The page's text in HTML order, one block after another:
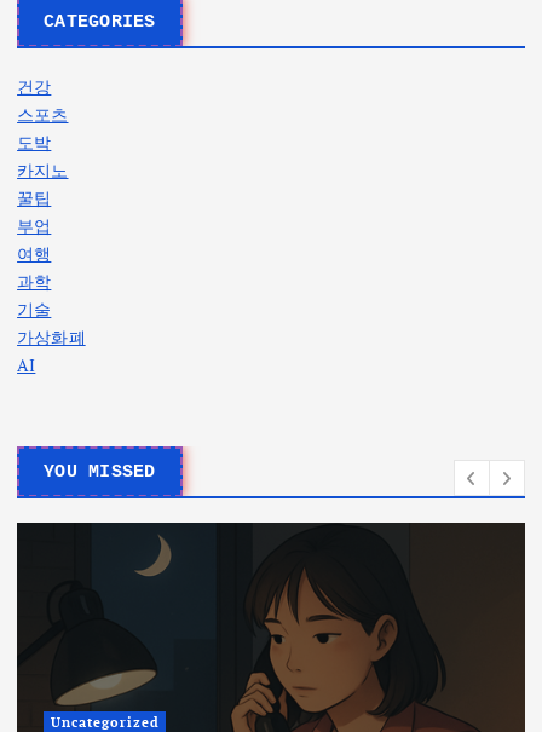
CATEGORIES
건강
스포츠
도박
카지노
꿀팁
부업
여행
과학
기술
가상화폐
AI
YOU MISSED
Uncategorized